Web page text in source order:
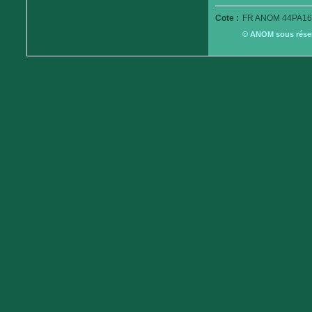
Cote : FR ANOM
© ANOM sous